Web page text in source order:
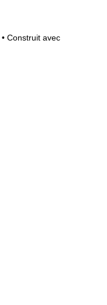
• Construit avec